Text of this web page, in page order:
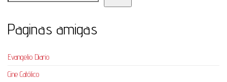
Paginas amigas
Evangelio Diario
Cine Católico